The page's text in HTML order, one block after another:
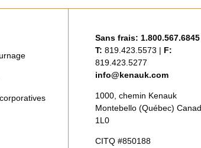
Sans frais: 1.800.567.6845
T: 819.423.5573 | F:
819.423.5277
info@kenauk.com
1000, chemin Kenauk
Montebello (Québec)
1L0
CITQ #850188